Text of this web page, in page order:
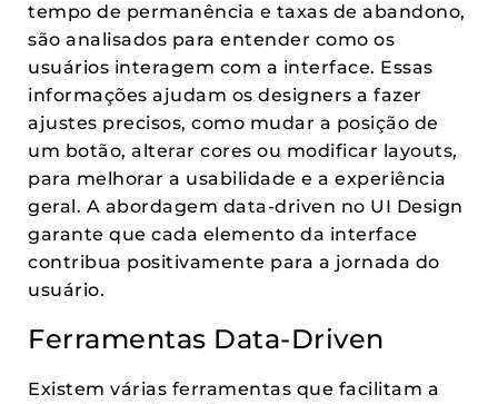
tempo de permanência e taxas de abandono,
são analisados para entender como os
usuários interagem com a interface. Essas
informações ajudam os designers a fazer
ajustes precisos, como mudar a posição de
um botão, alterar cores ou modificar layouts,
para melhorar a usabilidade e a experiência
geral. A abordagem data-driven no UI Design
garante que cada elemento da interface
contribua positivamente para a jornada do
usuário.
Ferramentas Data-Driven
Existem várias ferramentas que facilitam a